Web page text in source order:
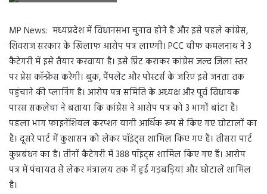
MP News: मध्यप्रदेश में विधानसभा चुनाव होने है और इसे पहले कांग्रेस,
शिवराज सरकार के खिलाफ आरोप पत्र लाएगी। PCC चीफ कमलनाथ ने 3
कैटेगरी में इसे तैयार करवाया है। इसे प्रिंट कराकर कांग्रेस जल्द जिला स्तर
पर प्रेस कॉन्फ्रेंस करेगी। बुक, पैंपलेट और पोस्टर्स के जरिए इसे जनता तक
पहुंचाने की प्लानिंग है। आरोप पत्र समिति के अध्यक्ष और पूर्व विधायक
पारस सकलेचा ने बताया कि कांग्रेस ने आरोप पत्र को 3 भागों बांटा है।
पहला भाग फाइनेंशियल करप्शन यानी आर्थिक रूप से किए गए घोटालों का
है। दूसरे पार्ट में कुशासन को लेकर पॉइंट्स शामिल किए गए हैं। तीसरा पार्ट
कुप्रबंधन का है। तीनों कैटेगरी में 388 पॉइंट्स शामिल किए गए हैं। आरोप
पत्र में पंचायत से लेकर मंत्रालय तक में हुई गड़बड़ियां और घोटालें शामिल
है।